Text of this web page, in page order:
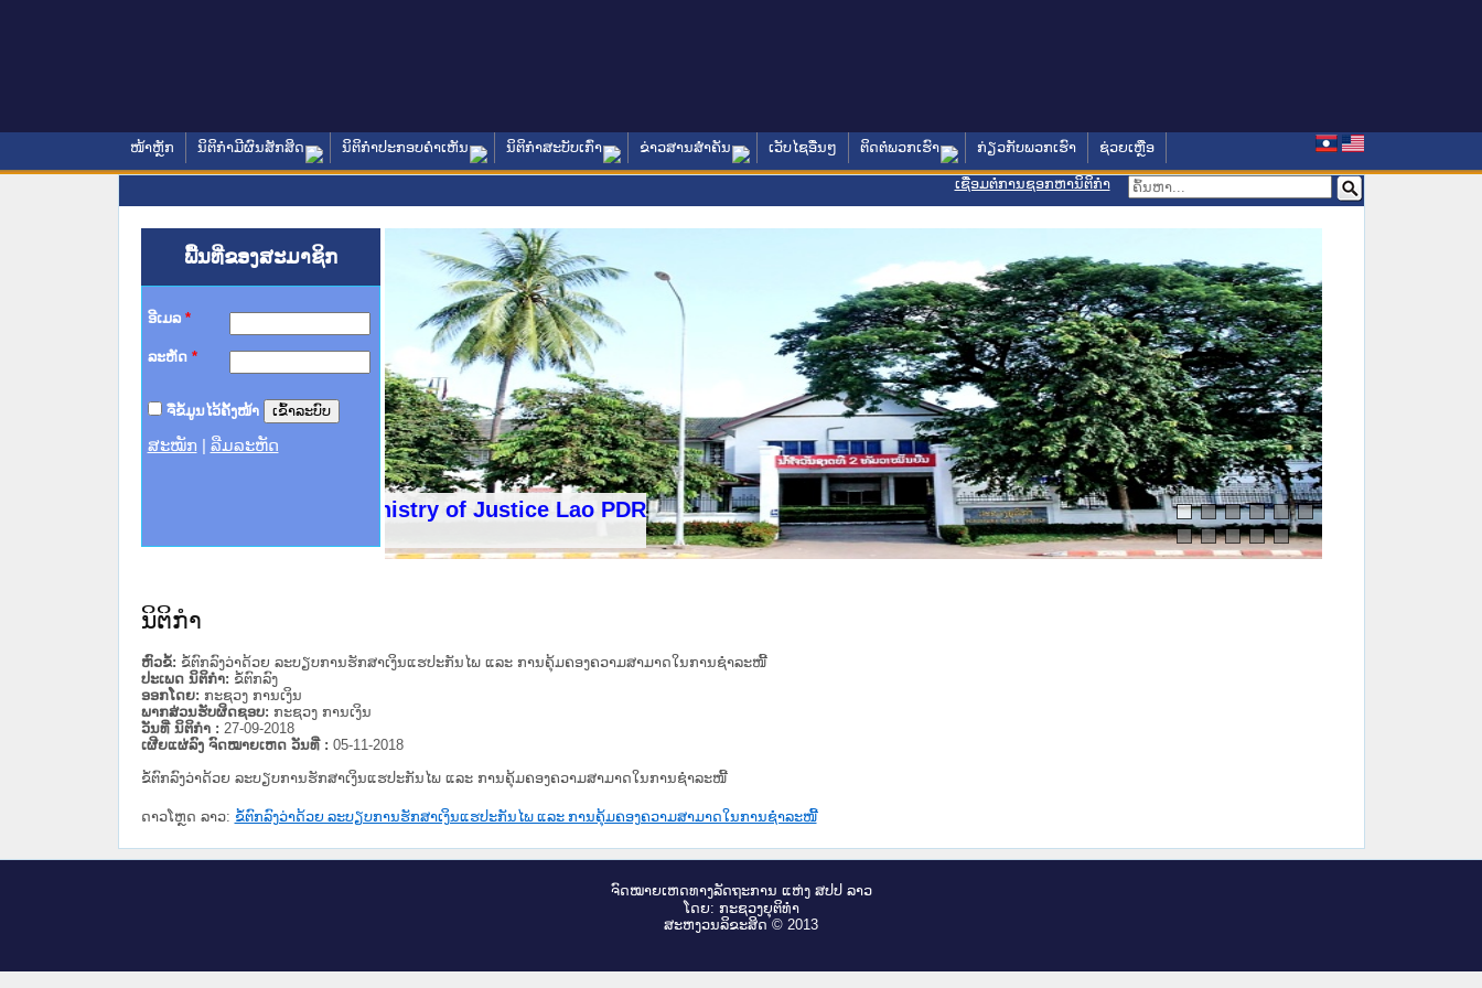
ໜ້າຫຼັກ ນິຕິກໍາມີຜົນສັກສິດ ນິຕິກໍາປະກອບຄໍາເຫັນ ນິຕິກໍາສະບັບເກົ່າ ຂ່າວສານສໍາຄັນ ເວັບໄຊອື່ນໆ ຕິດຕໍ່ພວກເຮົາ ກ່ຽວກັບພວກເຮົາ ຊ່ວຍເຫຼືອ
ເຊື່ອມຕໍ່ການຊອກຫານິຕິກຳ
ພື້ນທີ່ຂອງສະມາຊິກ
ອີເມລ *
ລະຫັດ *
ຈື່ຂໍ້ມູນໄວ້ຄັ້ງໜ້າ
ສະໝັກ ລືມລະຫັດ
Ministry of Justice Lao PDR
ານສະພາປະຊາຊົນ ພາກເໜືອ
ທາງລັດຖະການ
ສຳລັບ ພາກກາງ
ສຳລັບ ພາກໃຕ້
ວິທະຍາຄານຕຳຫຼວດປະຊາຊົນ
ວິທະຍາຄານສັນຕິບານປະຊາຊົນ
າຍເຫດທາງລັດຖະການໃຫ້ຜູ້ປະສານງານ
ຂັ້ນແຂວງພາກເໜືອ
ານສະພາປະຊາຊົນ ພາກກາງ
ນິຕິກໍາ
ຫົວຂໍ້: ຂໍ້ຕົກລົງວ່າດ້ວຍ ລະບຽບການຮັກສາເງິນແຮປະກັນໄພ ແລະ ການຄຸ້ມຄອງຄວາມສາມາດໃນການຊຳລະໜີ້
ປະເພດ ນິຕິກໍາ: ຂໍ້ຕົກລົງ
ອອກໂດຍ: ກະຊວງ ການເງິນ
ພາກສ່ວນຮັບຜິດຊອບ: ກະຊວງ ການເງິນ
ວັນທີ່ ນິຕິກໍາ : 27-09-2018
ເຜີຍແຜ່ລົງ ຈົດໝາຍເຫດ ວັນທີ່ : 05-11-2018
ຂໍ້ຕົກລົງວ່າດ້ວຍ ລະບຽບການຮັກສາເງິນແຮປະກັນໄພ ແລະ ການຄຸ້ມຄອງຄວາມສາມາດໃນການຊຳລະໜີ້
ດາວໂຫຼດ ລາວ: ຂໍ້ຕົກລົງວ່າດ້ວຍ ລະບຽບການຮັກສາເງິນແຮປະກັນໄພ ແລະ ການຄຸ້ມຄອງຄວາມສາມາດໃນການຊຳລະໜີ້
ຈົດ​ໝາຍ​ເຫດ​ທາງ​ລັດ​ຖະ​ການ ແຫ່ງ ສ​ປ​ປ ລາວ
ໂດຍ: ກະ​ຊວງຍຸ​ຕິ​ທຳ
ສະ​ຫງວນ​ລິ​ຂະ​ສິດ © 2013